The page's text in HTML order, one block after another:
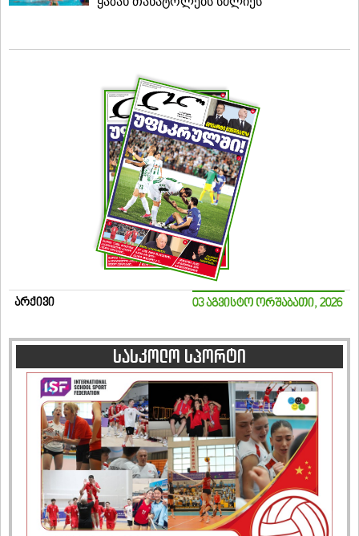
არქივი 03 აგვისტო ორშაბათი, 2026
სასკოლო სპორტი